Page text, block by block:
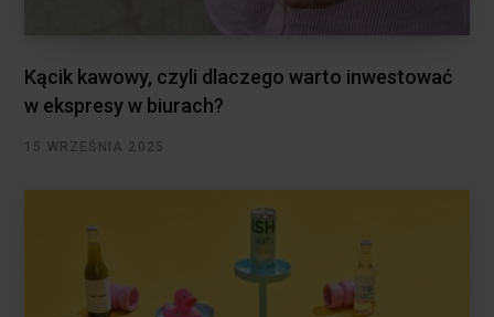
Kącik kawowy, czyli dlaczego warto inwestować
w ekspresy w biurach?
15 WRZEŚNIA 2025